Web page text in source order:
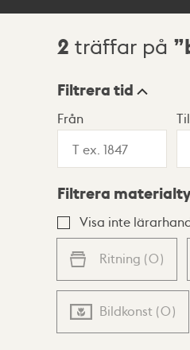
Sökresultat
2 träffar på
Visningsläge
Lista Karta
Filtrera tid
Från
Filtrera
Visa inte
Ritning (0)
Bildkonst (0)